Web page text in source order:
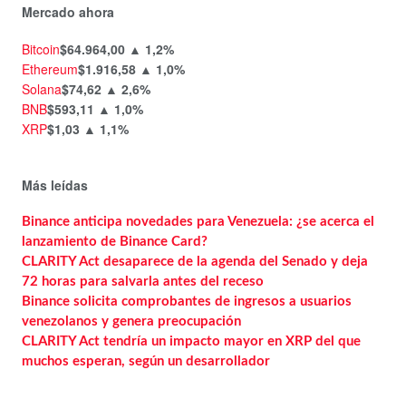
Mercado ahora
Bitcoin$64.964,00 ▲ 1,2%
Ethereum$1.916,58 ▲ 1,0%
Solana$74,62 ▲ 2,6%
BNB$593,11 ▲ 1,0%
XRP$1,03 ▲ 1,1%
Más leídas
Binance anticipa novedades para Venezuela: ¿se acerca el
lanzamiento de Binance Card?
CLARITY Act desaparece de la agenda del Senado y deja
72 horas para salvarla antes del receso
Binance solicita comprobantes de ingresos a usuarios
venezolanos y genera preocupación
CLARITY Act tendría un impacto mayor en XRP del que
muchos esperan, según un desarrollador